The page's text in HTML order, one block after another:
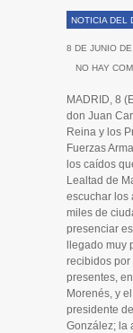
NOTICIA DEL
8 DE JUNIO
NO HAY
MADRID, 8
don Juan
Reina y los
Fuerzas
los caídos
Lealtad de
escuchar los
miles de
presenciar
llegado muy
recibidos por
presentes,
Morenés, y
presidente
González; la